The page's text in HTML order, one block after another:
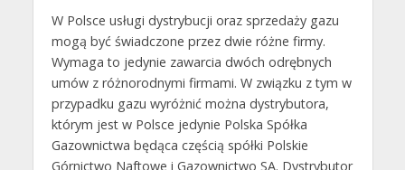
W Polsce usługi dystrybucji oraz sprzedaży gazu
mogą być świadczone przez dwie różne firmy.
Wymaga to jedynie zawarcia dwóch odrębnych
umów z różnorodnymi firmami. W związku z tym w
przypadku gazu wyróżnić można dystrybutora,
którym jest w Polsce jedynie Polska Spółka
Gazownictwa będąca częścią spółki Polskie
Górnictwo Naftowe i Gazownictwo SA. Dystrybutor